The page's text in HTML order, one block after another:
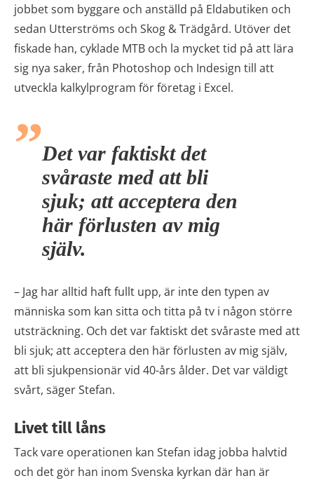
jobbet som byggare och anställd på Eldabutiken och
sedan Utterströms och Skog & Trädgård. Utöver det
fiskade han, cyklade MTB och la mycket tid på att lära
sig nya saker, från Photoshop och Indesign till att
utveckla kalkylprogram för företag i Excel.
Det var faktiskt det
svåraste med att bli
sjuk; att acceptera den
här förlusten av mig
själv.
– Jag har alltid haft fullt upp, är inte den typen av
människa som kan sitta och titta på tv i någon större
utsträckning. Och det var faktiskt det svåraste med att
bli sjuk; att acceptera den här förlusten av mig själv,
att bli sjukpensionär vid 40-års ålder. Det var väldigt
svårt, säger Stefan.
Livet till låns
Tack vare operationen kan Stefan idag jobba halvtid
och det gör han inom Svenska kyrkan där han är